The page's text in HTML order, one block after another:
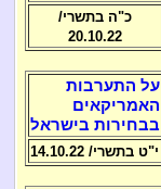
כ"ה בתשרי/
20.10.22
על התערבות
האמריקאים
בבחירות בישראל
י"ט בתשרי/ 14.10.22